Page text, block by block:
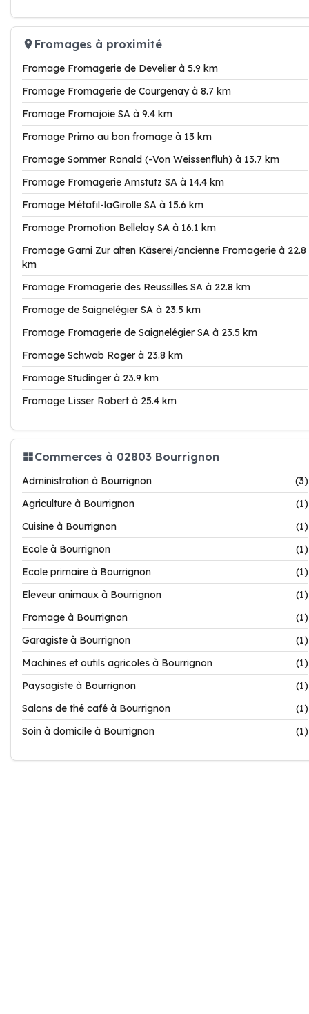
Fromages à proximité
Fromage Fromagerie de Develier à 5.9 km
Fromage Fromagerie de Courgenay à 8.7 km
Fromage Fromajoie SA à 9.4 km
Fromage Primo au bon fromage à 13 km
Fromage Sommer Ronald (-Von Weissenfluh) à 13.7 km
Fromage Fromagerie Amstutz SA à 14.4 km
Fromage Métafil-laGirolle SA à 15.6 km
Fromage Promotion Bellelay SA à 16.1 km
Fromage Garni Zur alten Käserei/ancienne Fromagerie à 22.8
km
Fromage Fromagerie des Reussilles SA à 22.8 km
Fromage de Saignelégier SA à 23.5 km
Fromage Fromagerie de Saignelégier SA à 23.5 km
Fromage Schwab Roger à 23.8 km
Fromage Studinger à 23.9 km
Fromage Lisser Robert à 25.4 km
Commerces à 02803 Bourrignon
Administration à Bourrignon
(3)
Agriculture à Bourrignon
(1)
Cuisine à Bourrignon
(1)
Ecole à Bourrignon
(1)
Ecole primaire à Bourrignon
(1)
Eleveur animaux à Bourrignon
(1)
Fromage à Bourrignon
(1)
Garagiste à Bourrignon
(1)
Machines et outils agricoles à Bourrignon
(1)
Paysagiste à Bourrignon
(1)
Salons de thé café à Bourrignon
(1)
Soin à domicile à Bourrignon
(1)